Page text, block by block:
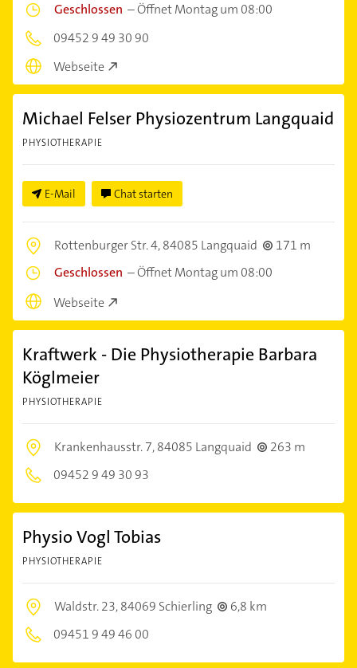
Geschlossen –Öffnet Montag um 08:00
09452 9 49 30 90
Webseite
Michael Felser Physiozentrum Langquaid
PHYSIOTHERAPIE
E-Mail Chat starten
Rottenburger Str. 4,84085 Langquaid
171 m
Geschlossen –Öffnet Montag um 08:00
Webseite
Kraftwerk - Die Physiotherapie Barbara
Köglmeier
PHYSIOTHERAPIE
Krankenhausstr. 7,84085 Langquaid
263 m
09452 9 49 30 93
Physio Vogl Tobias
PHYSIOTHERAPIE
Waldstr. 23,84069 Schierling
6,8 km
09451 9 49 46 00